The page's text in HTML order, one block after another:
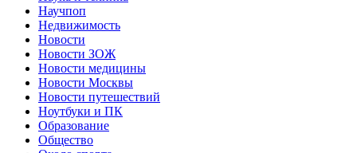
Научпоп
Недвижимость
Новости
Новости ЗОЖ
Новости медицины
Новости Москвы
Новости путешествий
Ноутбуки и ПК
Образование
Общество